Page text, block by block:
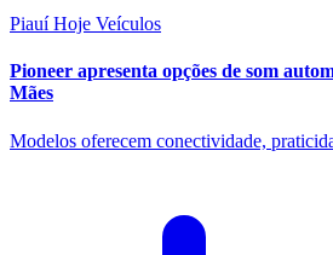
Piauí Hoje Veículos
Pioneer apresenta opções de som
Mães
Modelos oferecem conectividade,